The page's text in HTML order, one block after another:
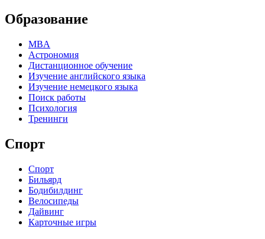
Образование
MBA
Астрономия
Дистанционное обучение
Изучение английского языка
Изучение немецкого языка
Поиск работы
Психология
Тренинги
Спорт
Спорт
Бильярд
Бодибилдинг
Велосипеды
Дайвинг
Карточные игры